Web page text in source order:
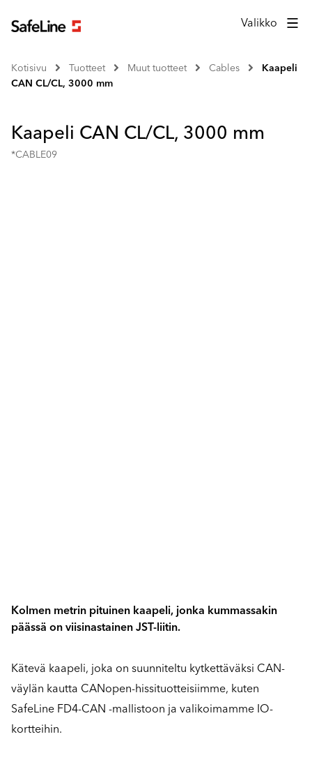
Valikko
Kotisivu Tuotteet Muut tuotteet Cables
Kaapeli
CAN CL/CL, 3000 mm
Kaapeli CAN CL/CL, 3000 mm
*CABLE09
Kolmen metrin pituinen kaapeli, jonka kummassakin
päässä on viisinastainen JST-liitin.
Kätevä kaapeli, joka on suunniteltu kytkettäväksi CAN-
väylän kautta CANopen-hissituotteisiimme, kuten
SafeLine FD4-CAN -mallistoon ja valikoimamme IO-
kortteihin.